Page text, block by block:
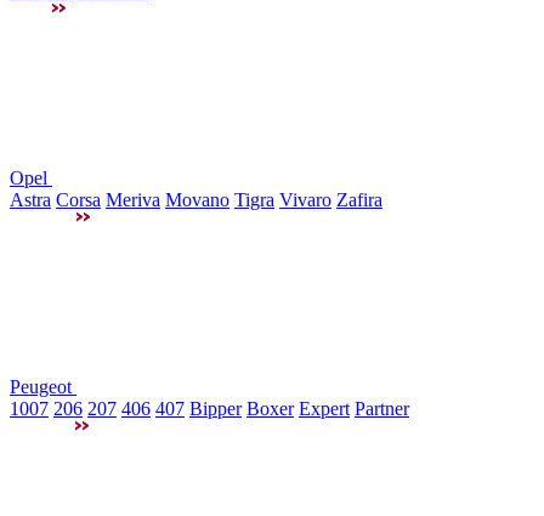
Opel
Astra Corsa Meriva Movano Tigra Vivaro Zafira
Peugeot
1007 206 207 406 407 Bipper Boxer Expert Partner